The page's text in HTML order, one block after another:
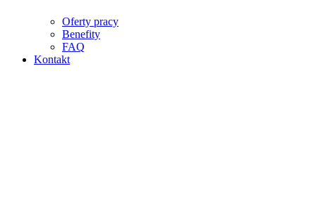
Oferty pracy
Benefity
FAQ
Kontakt